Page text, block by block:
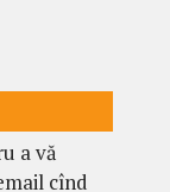
a vă
cînd